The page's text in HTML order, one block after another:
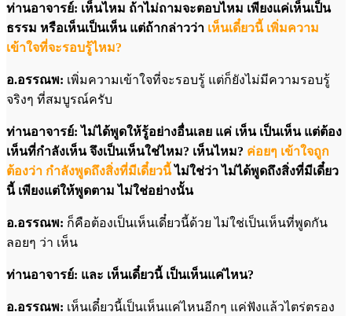
ท่านอาจารย์: เห็นไหม ถ้าไม่ถามจะตอบไหม เพียงแค่เห็นเป็น
ธรรม หรือเห็นเป็นเห็น แต่ถ้ากล่าวว่า เห็นเดี๋ยวนี้ เพิ่มความ
เข้าใจที่จะรอบรู้ไหม?
อ.อรรณพ: เพิ่มความเข้าใจที่จะรอบรู้ แต่ก็ยังไม่มีความรอบรู้
จริงๆ ที่สมบูรณ์ครับ
ท่านอาจารย์: ไม่ได้พูดให้รู้อย่างอื่นเลย แค่ เห็น เป็นเห็น แต่ต้อง
เห็นที่กำลังเห็น จึงเป็นเห็นใช่ไหม? เห็นไหม? ค่อยๆ เข้าใจถูก
ต้องว่า กำลังพูดถึงสิ่งที่มีเดี๋ยวนี้ไม่ใช่ว่า ไม่ได้พูดถึงสิ่งที่มีเดี๋ยว
นี้ เพียงแต่ให้พูดตาม ไม่ใช่อย่างนั้น
อ.อรรณพ: ก็คือต้องเป็นเห็นเดี๋ยวนี้ด้วย ไม่ใช่เป็นเห็นที่พูดกัน
ลอยๆ ว่า เห็น
ท่านอาจารย์: และ เห็นเดี๋ยวนี้ เป็นเห็นแค่ไหน?
อ.อรรณพ: เห็นเดี๋ยวนี้เป็นเห็นแค่ไหนอีกๆ แค่ฟังแล้วไตร่ตรอง